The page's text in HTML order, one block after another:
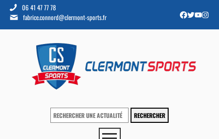
06 41 47 77 78
fabrice.connord@clermont-sports.fr